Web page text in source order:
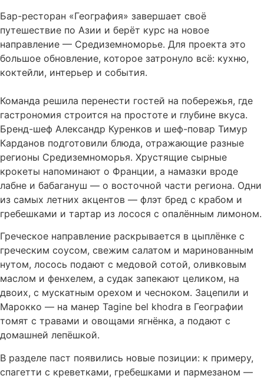
Бар-ресторан «География» завершает своё
путешествие по Азии и берёт курс на новое
направление — Средиземноморье. Для проекта это
большое обновление, которое затронуло всё: кухню,
коктейли, интерьер и события.
Команда решила перенести гостей на побережья, где
гастрономия строится на простоте и глубине вкуса.
Бренд-шеф Александр Куренков и шеф-повар Тимур
Карданов подготовили блюда, отражающие разные
регионы Средиземноморья. Хрустящие сырные
крокеты напоминают о Франции, а намазки вроде
лабне и бабагануш — о восточной части региона. Одни
из самых летних акцентов — флэт бред с крабом и
гребешками и тартар из лосося с опалённым лимоном.
Греческое направление раскрывается в цыплёнке с
греческим соусом, свежим салатом и маринованным
нутом, лосось подают с медовой сотой, оливковым
маслом и фенхелем, а судак запекают целиком, на
двоих, с мускатным орехом и чесноком. Зацепили и
Марокко — на манер Tagine bel khodra в Географии
томят с травами и овощами ягнёнка, а подают с
домашней лепёшкой.
В разделе паст появились новые позиции: к примеру,
спагетти с креветками, гребешками и пармезаном —